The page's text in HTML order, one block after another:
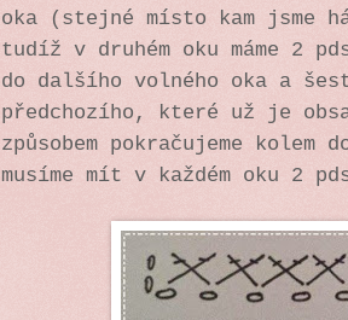
oka (stejné místo kam jsme
tudíž v druhém oku máme 2
do dalšího volného oka a
předchozího, které už je
způsobem pokračujeme kolem
musíme mít v každém oku 2